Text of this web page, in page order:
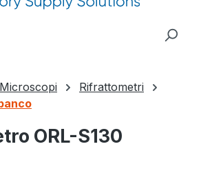
Rifrattometri
ORL-S130